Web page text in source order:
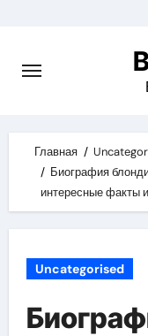
content
Главная
Биография
интересные факты
Uncategorised